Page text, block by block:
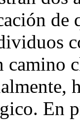
de
camino
En